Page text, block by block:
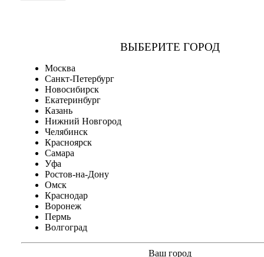
ВЫБЕРИТЕ ГОРОД
Москва
Санкт-Петербург
Новосибирск
Екатеринбург
Казань
Нижний Новгород
Челябинск
Красноярск
Самара
Уфа
Ростов-на-Дону
Омск
Краснодар
Воронеж
Пермь
Волгоград
Ваш город